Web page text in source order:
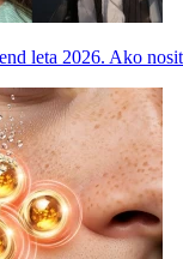
leta 2026. Ako